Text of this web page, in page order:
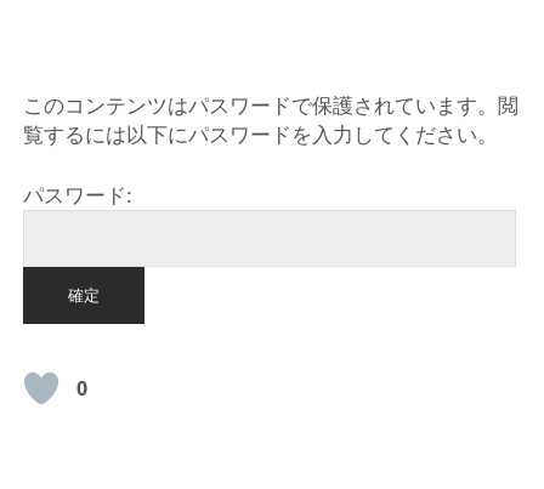
このコンテンツはパスワードで保護されています。閲
覧するには以下にパスワードを入力してください。
パスワード:
0